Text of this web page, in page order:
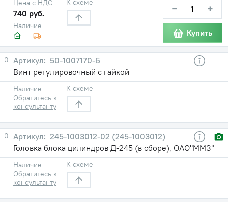
Наличие
Цена с НДС
740 руб.
К схеме − +
Купить
0
50-1007170-Б
Винт регулировочный с гайкой
Наличие
Обратитесь к
консультанту
К схеме
0
245-1003012-02 (245-1003012)
Головка блока цилиндров Д-245 (в сборе), ОАО"ММЗ"
Наличие
Обратитесь к
консультанту
К схеме